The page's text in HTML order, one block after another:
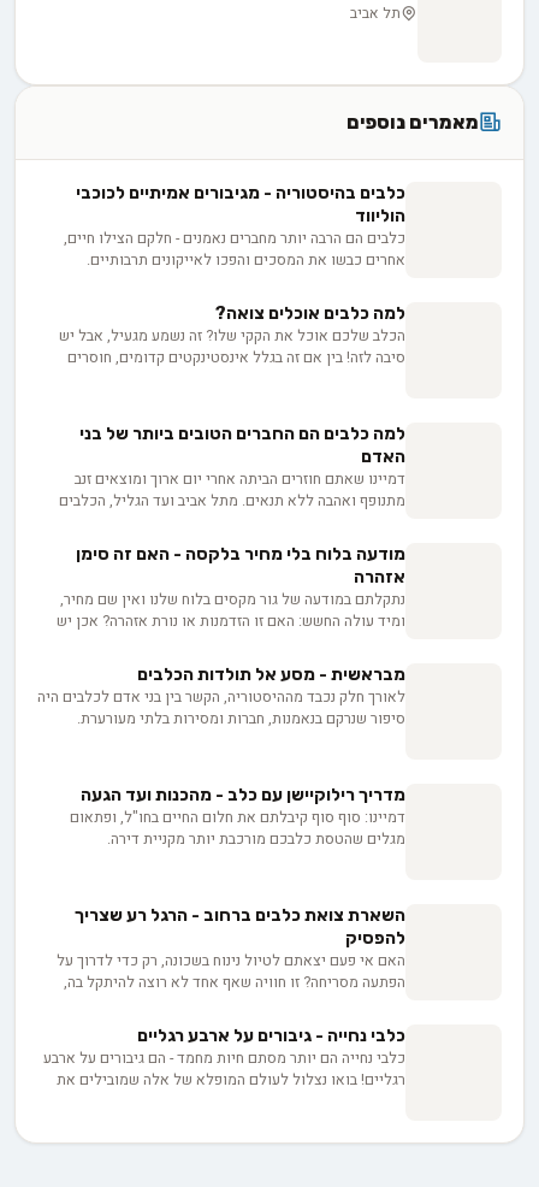
תל אביב
מאמרים נוספים
כלבים בהיסטוריה - מגיבורים אמיתיים לכוכבי
הוליווד
כלבים הם הרבה יותר מחברים נאמנים - חלקם הצילו חיים,
אחרים כבשו את המסכים והפכו לאייקונים תרבותיים.
הקולנוע שגנבו את הלב, אספנו עבורכם את הסיפורים
המרגשים ביותר על הכלבים שעשו היסטוריה.
למה כלבים אוכלים צואה?
הכלב שלכם אוכל את הקקי שלו? זה נשמע מגעיל, אבל יש
סיבה לזה! בין אם זה בגלל אינסטינקטים קדומים, חוסרים
ליהנות מחברת הכלב שלכם בלי הפתעות לא נעימות!
למה כלבים הם החברים הטובים ביותר של בני
האדם
דמיינו שאתם חוזרים הביתה אחרי יום ארוך ומוצאים זנב
מתנופף ואהבה ללא תנאים. מתל אביב ועד הגליל, הכלבים
שצאצאי זאבים פראיים הפכו לחברים הנאמנים שלנו? ומה
מגלה המדע על הכוח של הקשר הזה לחזק את בריאותנו
הנפשית?
מודעה בלוח בלי מחיר בלקסה - האם זה סימן
אזהרה
נתקלתם במודעה של גור מקסים בלוח שלנו ואין שם מחיר,
ומיד עולה החשש: האם זו הזדמנות או נורת אזהרה? אכן יש
הבית לכלב, בין אם למכירה ובין אם לאימוץ, ועד למחיר
שמשתנה בין גורים באותה מלטה. בפועל השאלה היא לא רק
כמה זה עולה, אלא כמה שקיפות המפרסם מוכן להציע
כשמבקשים ממנו פרטים.
מבראשית - מסע אל תולדות הכלבים
לאורך חלק נכבד מההיסטוריה, הקשר בין בני אדם לכלבים היה
סיפור שנרקם בנאמנות, חברות ומסירות בלתי מעורערת.
תחילתו של התקופה הפרהיסטורית, הסיפור הכובש של
תולדות הכלבים מלא באבני דרך מרתקות, טרנספורמציות
אבולוציוניות והשפעות עמוקות על הציוויליזציה האנושית.
מדריך רילוקיישן עם כלב - מהכנות ועד הגעה
דמיינו: סוף סוף קיבלתם את חלום החיים בחו"ל, ופתאום
מגלים שהטסת כלבכם מורכבת יותר מקניית דירה.
השארת צואת כלבים ברחוב - הרגל רע שצריך
להפסיק
האם אי פעם יצאתם לטיול נינוח בשכונה, רק כדי לדרוך על
הפתעה מסריחה? זו חוויה שאף אחד לא רוצה להיתקל בה,
המצער הזה הוא לא רק מכוער ולא נעים, זה נושא רציני
שמהווה איום הן על בריאות האדם והן על הסביבה שלנו.
כבעלי כלבים וכאזרחים אחראים, הגיע הזמן שנתייחס להרגל
הרע הזה חזיתית.
כלבי נחייה - גיבורים על ארבע רגליים
כלבי נחייה הם יותר מסתם חיות מחמד - הם גיבורים על ארבע
רגליים! בואו נצלול לעולם המופלא של אלה שמובילים את
ומעניקים עצמאות לבעליהם. מוכנים להתרגש?